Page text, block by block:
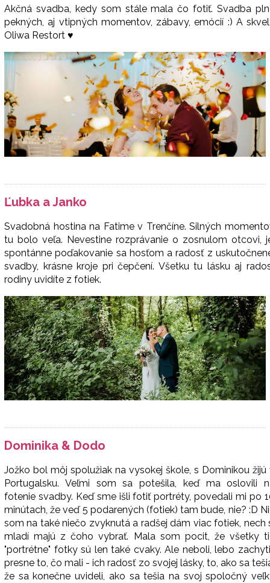
Akčná svadba, kedy som stále mala čo fotiť. Svadba
pekných, aj vtipných momentov, zábavy, emócií :) A
Oliwa Restort ♥
Ľubka a Janko
Svadobná hostina na Fatime v Trenčíne. Silných
tu bolo veľa. Nevestine rozprávanie o zosnulom otcovi,
spontánne poďakovanie sa hosťom a radosť z
svadby, krásne kroje pri čepčení. Všetku tu lásku aj
rodiny uvidíte z fotiek.
Dominika & Dodo
Jožko bol môj spolužiak na vysokej škole, s Dominikou žijú
Portugalsku. Veľmi som sa potešila, keď ma oslovili
fotenie svadby. Keď sme išli fotiť portréty, povedali mi po
minútach, že veď 5 podarených (fotiek) tam bude, nie? :D
som na také niečo zvyknutá a radšej dám viac fotiek, nech
mladí majú z čoho vybrať. Mala som pocit, že všetky
"portrétne" fotky sú len také cvaky. Ale neboli, lebo
presne to, čo mali - ich radosť zo svojej lásky, to, ako sa
že sa konečne uvideli, ako sa tešia na svoj spoločný